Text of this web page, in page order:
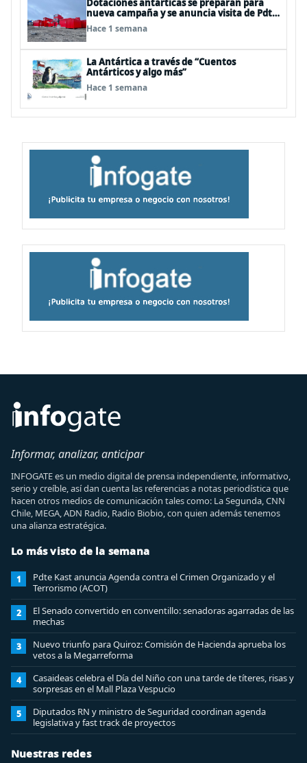
Dotaciones antárticas se preparan para
nueva campaña y se anuncia visita de Pdte
Kast y su gabinete al continente blanco
Hace 1 semana
La Antártica a través de “Cuentos
Antárticos y algo más”
Hace 1 semana
Informar, analizar, anticipar
INFOGATE es un medio digital de prensa independiente, informativo,
serio y creíble, así dan cuenta las referencias a notas periodística que
hacen otros medios de comunicación tales como: La Segunda, CNN
Chile, MEGA, ADN Radio, Radio Biobio, con quien además tenemos
una alianza estratégica.
Lo más visto de la semana
1
Pdte Kast anuncia Agenda contra el Crimen Organizado y el
Terrorismo (ACOT)
2
El Senado convertido en conventillo: senadoras agarradas de las
mechas
3
Nuevo triunfo para Quiroz: Comisión de Hacienda aprueba los
vetos a la Megarreforma
4
Casaideas celebra el Día del Niño con una tarde de títeres, risas y
sorpresas en el Mall Plaza Vespucio
5
Diputados RN y ministro de Seguridad coordinan agenda
legislativa y fast track de proyectos
Nuestras redes